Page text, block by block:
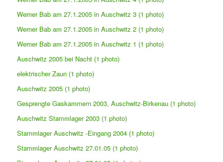
Werner Bab am 27.1.2005 in Auschwitz 3 (1 photo)
Werner Bab am 27.1.2005 in Auschwitz 2 (1 photo)
Werner Bab am 27.1.2005 in Auschwitz 1 (1 photo)
Auschwitz 2005 bei Nacht (1 photo)
elektrischer Zaun (1 photo)
Auschwitz 2005 (1 photo)
Gesprengte Gaskammern 2003, Auschwitz-Birkenau (1 photo)
Auschwitz Stammlager 2003 (1 photo)
Stammlager Auschwitz -Eingang 2004 (1 photo)
Stammlager Auschwitz 27.01.05 (1 photo)